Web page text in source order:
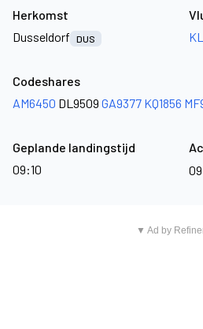
Herkomst
Dusseldorf
DUS
Codeshares
AM6450 DL9509 GA9377 KQ1856
Geplande landingstijd
09:10
▼ Ad by